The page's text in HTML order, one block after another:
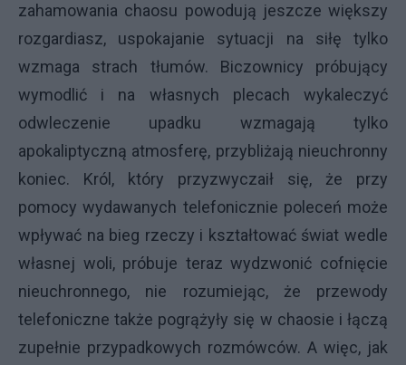
zahamowania chaosu powodują jeszcze większy
rozgardiasz, uspokajanie sytuacji na siłę tylko
wzmaga strach tłumów. Biczownicy próbujący
wymodlić i na własnych plecach wykaleczyć
odwleczenie upadku wzmagają tylko
apokaliptyczną atmosferę, przybliżają nieuchronny
koniec. Król, który przyzwyczaił się, że przy
pomocy wydawanych telefonicznie poleceń może
wpływać na bieg rzeczy i kształtować świat wedle
własnej woli, próbuje teraz wydzwonić cofnięcie
nieuchronnego, nie rozumiejąc, że przewody
telefoniczne także pogrążyły się w chaosie i łączą
zupełnie przypadkowych rozmówców. A więc, jak